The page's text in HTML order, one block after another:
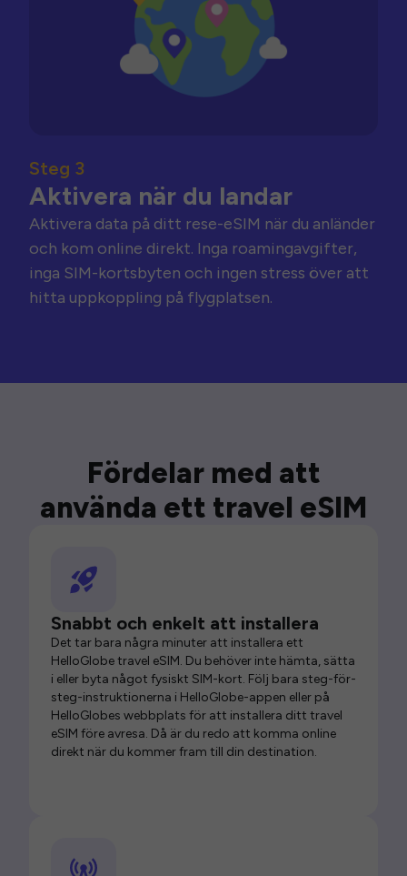
Steg 3
Aktivera när du landar
Aktivera data på ditt rese-eSIM när du anländer
och kom online direkt. Inga roamingavgifter,
inga SIM-kortsbyten och ingen stress över att
hitta uppkoppling på flygplatsen.
Fördelar med att
använda ett travel eSIM
Snabbt och enkelt att installera
Det tar bara några minuter att installera ett
HelloGlobe travel eSIM. Du behöver inte hämta, sätta
i eller byta något fysiskt SIM-kort. Följ bara steg-för-
steg-instruktionerna i HelloGlobe-appen eller på
HelloGlobes webbplats för att installera ditt travel
eSIM före avresa. Då är du redo att komma online
direkt när du kommer fram till din destination.